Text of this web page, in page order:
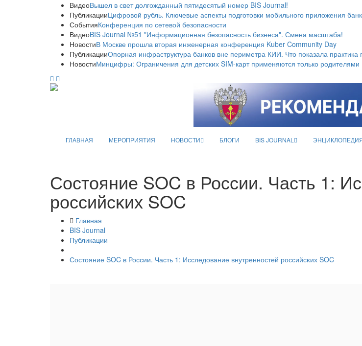
ВидеоВышел в свет долгожданный пятидесятый номер BIS Journal!
ПубликацииЦифровой рубль. Ключевые аспекты подготовки мобильного приложения
СобытияКонференция по сетевой безопасности
ВидеоBIS Journal №51 "Информационная безопасность бизнеса". Смена масштаба!
НовостиВ Москве прошла вторая инженерная конференция Kuber Community Day
ПубликацииОпорная инфраструктура банков вне периметра КИИ. Что показала практика
НовостиМинцифры: Ограничения для детских SIM-карт применяются только родителями
ГЛАВНАЯ МЕРОПРИЯТИЯ НОВОСТИ БЛОГИ BIS JOURNAL
Состояние SOC в России. Часть 1:
российсĸих SOC
Главная
BIS Journal
Публикации
Состояние SOC в России. Часть 1: Исследование внутренностей российсĸих SOC